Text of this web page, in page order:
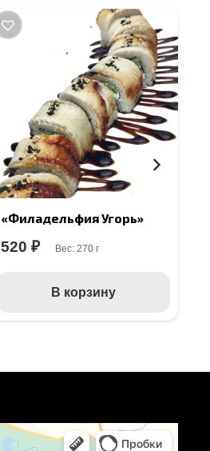
«Филадельфия Угорь»
520 ₽ Вес: 270 г
В корзину